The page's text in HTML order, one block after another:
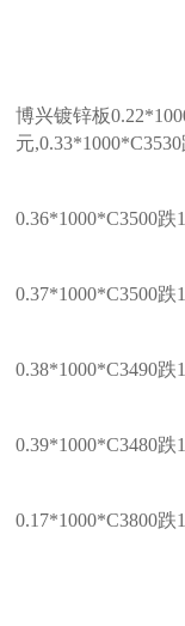
博兴镀锌板
元
0.36*1000*C3500跌
0.37*1000*C3500跌
0.38*1000*C3490跌
0.39*1000*C3480跌
0.17*1000*C3800跌